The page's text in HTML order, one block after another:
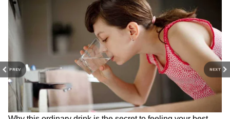
PREV NEXT
पति-पत्नी की हो जाए लड़ाई तो
भूलकर भी न करें ये एक काम, जया
किशोरी ने बताया रिश्ता बचाने का
प्रेग्नेंट बेटी से मिलने बेंगलुरु से कनाडा
पहुंचे माता-पिता, इमोशनल वीडियो
देख रो पड़े लोग